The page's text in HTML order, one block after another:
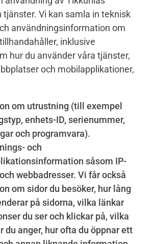
tjänster. Vi kan samla in teknisk
användningsinformation om
inklusive
hur du använder våra tjänster,
och mobilapplikationer,
om utrustning (till exempel
enhets-ID, serienummer,
och programvara).
och
såsom IP-
webbadresser. Vi får också
om sidor du besöker, hur lång
på sidorna, vilka länkar
du ser och klickar på, vilka
du anger, hur ofta du öppnar ett